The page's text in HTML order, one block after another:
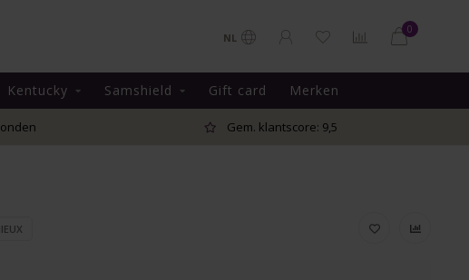
NL
0
Kentucky Samshield Gift card Merken
Gem. klantscore: 9,5